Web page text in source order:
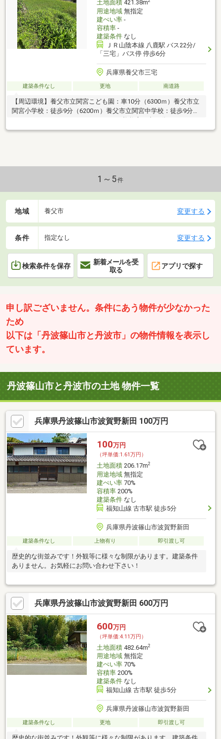
土地面積421.38m
用途地域無指定
建ぺい率-
容積率-
建築条件なし
ＪＲ山陰本線 八鹿駅 バス22分/
「三宅」バス停 停歩6分
兵庫県養父市三宅
建築条件なし 更地 南道路
【周辺環境】養父市立関宮こども園：車10分（6300ｍ）養父市立
関宮小学校：徒歩9分（6200ｍ）養父市立関宮中学校：徒歩9分
（6200ｍ）スーパーセンタートイアル養父店：車10分（6100ｍ）
ローソン養父万里店：車3分（2400ｍ）道の駅ようか但馬蔵店：
す！是非、お問い合わせください。
1～5件
地域 養父市 変更する
条件 指定なし 変更する
検索条件を保存
新着メールを受
取る
アプリで探す
申し訳ございません。条件にあう物件が少なかった
ため
以下は「丹波篠山市と丹波市」の物件情報を表示し
ています。
丹波篠山市と丹波市の土地 物件一覧
兵庫県丹波篠山市波賀野新田 100万円
100万円
（坪単価:1.61万円）
土地面積206.17m2
用途地域無指定
建ぺい率70%
容積率200%
建築条件なし
福知山線 古市駅 徒歩5分
兵庫県丹波篠山市波賀野新田
建築条件なし 上物有り 即引渡し可
歴史的な街並みです！外観等に様々な制限があります。建築条件
ありません。お気軽にお問い合わせ下さい！
兵庫県丹波篠山市波賀野新田 600万円
600万円
（坪単価:4.11万円）
土地面積482.64m2
用途地域無指定
建ぺい率70%
容積率200%
建築条件なし
福知山線 古市駅 徒歩5分
兵庫県丹波篠山市波賀野新田
建築条件なし 更地 即引渡し可